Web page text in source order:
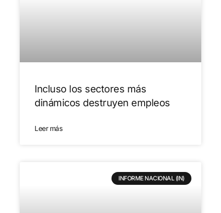
Incluso los sectores más
dinámicos destruyen empleos
Leer más
INFORME NACIONAL (IN)